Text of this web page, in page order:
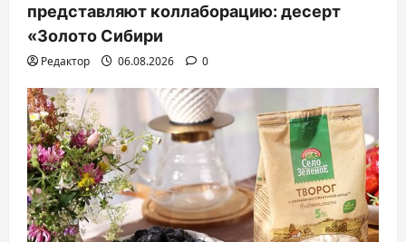
представляют коллаборацию: десерт
«Золото Сибири
Редактор 06.08.2026 0